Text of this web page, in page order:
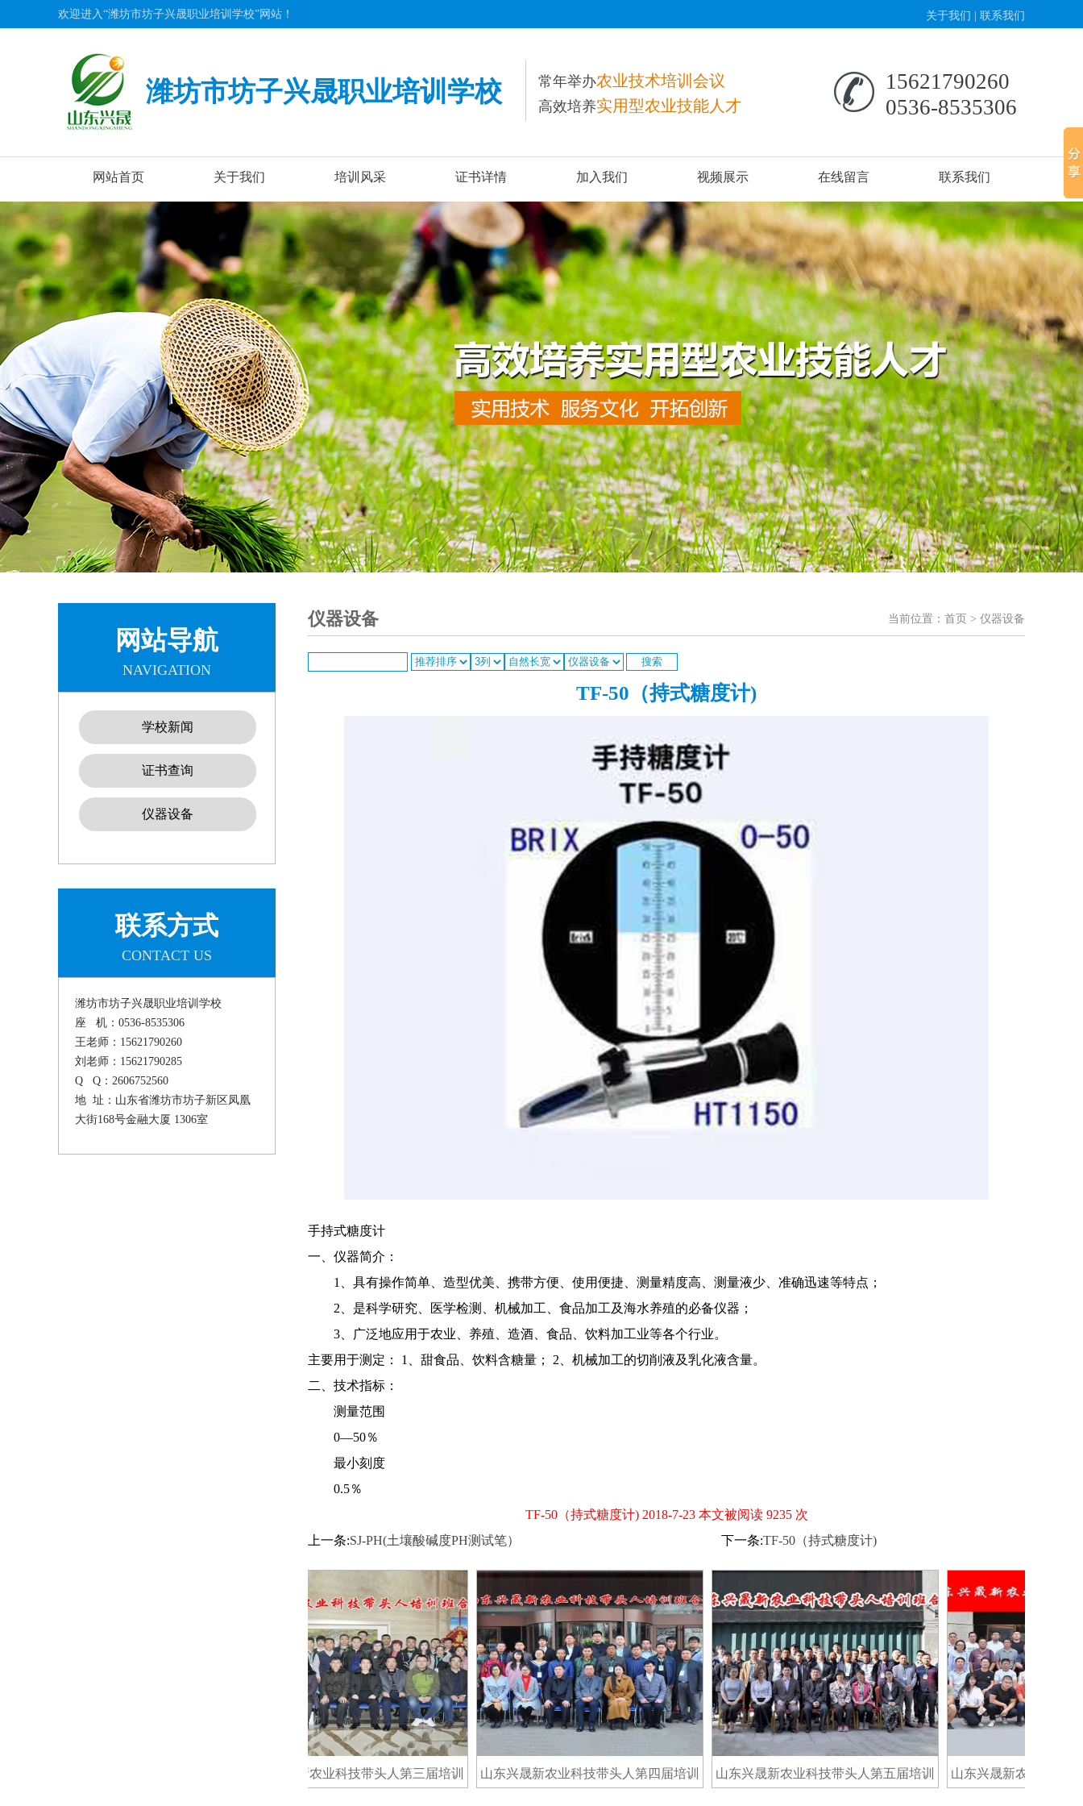
欢迎进入“潍坊市坊子兴晟职业培训学校”网站！ 关于我们 联系我们
潍坊市坊子兴晟职业培训学校 常年举办农业技术培训会议
高效培养实用型农业技能人才
15621790260
0536-8535306
网站首页 关于我们 培训风采 证书详情 加入我们 视频展示 在线留言 联系我们
网站导航
NAVIGATION
学校新闻
证书查询
仪器设备
联系方式
CONTACT US
潍坊市坊子兴晟职业培训学校
座 机：0536-8535306
王老师：15621790260
刘老师：15621790285
Q Q：2606752560
地 址：山东省潍坊市坊子新区凤凰
大街168号金融大厦 1306室
仪器设备 当前位置： 首页 > 仪器设备
TF-50（持式糖度计)
手持式糖度计
一、仪器简介：
1、具有操作简单、造型优美、携带方便、使用便捷、测量精度高、测量液少、准确迅速等特点；
2、是科学研究、医学检测、机械加工、食品加工及海水养殖的必备仪器；
3、广泛地应用于农业、养殖、造酒、食品、饮料加工业等各个行业。
主要用于测定： 1、甜食品、饮料含糖量； 2、机械加工的切削液及乳化液含量。
二、技术指标：
测量范围
0―50％
最小刻度
0.5％
TF-50（持式糖度计) 2018-7-23 本文被阅读 9235 次
上一条:SJ-PH(土壤酸碱度PH测试笔） 下一条:TF-50（持式糖度计)
山东兴晟新农业科技带头人第三届培训 山东兴晟新农业科技带头人第四届培训 山东兴晟新农业科技带头人第五届培训 山东兴晟新农业科技带头人